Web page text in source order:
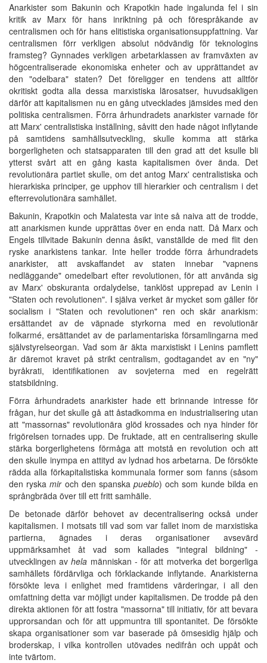
Anarkister som Bakunin och Krapotkin hade ingalunda fel i sin
kritik av Marx för hans inriktning på och förespråkande av
centralismen och för hans elitistiska organisationsuppfattning. Var
centralismen förr verkligen absolut nödvändig för teknologins
framsteg? Gynnades verkligen arbetarklassen av framväxten av
högcentraliserade ekonomiska enheter och av upprättandet av
den "odelbara" staten? Det föreligger en tendens att alltför
okritiskt godta alla dessa marxistiska lärosatser, huvudsakligen
därför att kapitalismen nu en gång utvecklades jämsides med den
politiska centralismen. Förra århundradets anarkister varnade för
att Marx' centralistiska inställning, såvitt den hade något inflytande
på samtidens samhällsutveckling, skulle komma att stärka
borgerligheten och statsapparaten till den grad att det ksulle bli
ytterst svårt att en gång kasta kapitalismen över ända. Det
revolutionära partiet skulle, om det antog Marx' centralistiska och
hierarkiska principer, ge upphov till hierarkier och centralism i det
efterrevolutionära samhället.
Bakunin, Krapotkin och Malatesta var inte så naiva att de trodde,
att anarkismen kunde upprättas över en enda natt. Då Marx och
Engels tillvitade Bakunin denna åsikt, vanställde de med flit den
ryske anarkistens tankar. Inte heller trodde förra århundradets
anarkister, att avskaffandet av staten innebar "vapnens
nedläggande" omedelbart efter revolutionen, för att använda sig
av Marx' obskuranta ordalydelse, tanklöst upprepad av Lenin i
"Staten och revolutionen". I själva verket är mycket som gäller för
socialism i "Staten och revolutionen" ren och skär anarkism:
ersättandet av de väpnade styrkorna med en revolutionär
folkarmé, ersättandet av de parlamentariska församlingarna med
självstyrelseorgan. Vad som är äkta marxistiskt i Lenins pamflett
är däremot kravet på strikt centralism, godtagandet av en "ny"
byråkrati, identifikationen av sovjeterna med en regelrätt
statsbildning.
Förra århundradets anarkister hade ett brinnande intresse för
frågan, hur det skulle gå att åstadkomma en industrialisering utan
att "massornas" revolutionära glöd krossades och nya hinder för
frigörelsen tornades upp. De fruktade, att en centralisering skulle
stärka borgerlighetens förmåga att motstå en revolution och att
den skulle inympa en attityd av lydnad hos arbetarna. De försökte
rädda alla förkapitalistiska kommunala former som fanns (såsom
den ryskamiroch den spanskapueblo) och som kunde bilda en
språngbräda över till ett fritt samhälle.
De betonade därför behovet av decentralisering också under
kapitalismen. I motsats till vad som var fallet inom de marxistiska
partierna, ägnades i deras organisationer avsevärd
uppmärksamhet åt vad som kallades "integral bildning" -
utvecklingen avhela människan - för att motverka det borgerliga
samhällets fördärvliga och förklackande inflytande. Anarkisterna
försökte leva i enlighet med framtidens värderingar, i all den
omfattning detta var möjligt under kapitalismen. De trodde på den
direkta aktionen för att fostra "massorna" till initiativ, för att bevara
upprorsandan och för att uppmuntra till spontanitet. De försökte
skapa organisationer som var baserade på ömsesidig hjälp och
broderskap, i vilka kontrollen utövades nedifrån och uppåt och
inte tvärtom.